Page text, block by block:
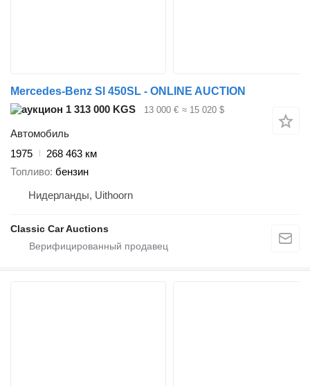
Mercedes-Benz Sl 450SL - ONLINE AUCTION
1 313 000 KGS
13 000 € ≈ 15 020 $
Автомобиль
1975
268 463 км
Топливо бензин
Нидерланды, Uithoorn
Classic Car Auctions